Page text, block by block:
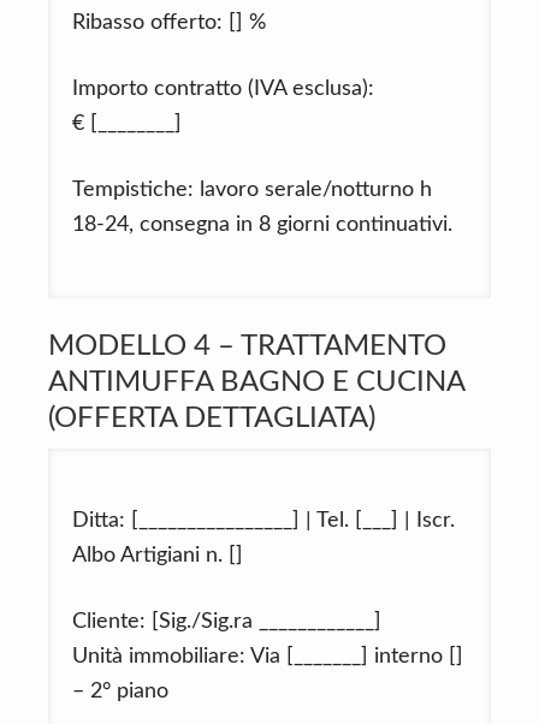
Ribasso offerto: [] %
Importo contratto (IVA esclusa):
€ [________]
Tempistiche: lavoro serale/notturno h
18‑24, consegna in 8 giorni continuativi.
MODELLO 4 – TRATTAMENTO
ANTIMUFFA BAGNO E CUCINA
(OFFERTA DETTAGLIATA)
Ditta: [________________] | Tel. [___] | Iscr.
Albo Artigiani n. []
Cliente: [Sig./Sig.ra ____________]
Unità immobiliare: Via [_______] interno []
– 2° piano